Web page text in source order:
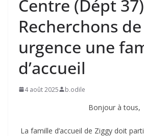
Centre (Dépt
Recherchons
urgence une
d’accueil
4 août 2025 b.odile
Bonjour à tous,
La famille d’accueil de Ziggy doit